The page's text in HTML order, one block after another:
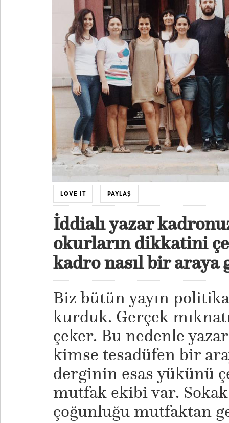
LOVE IT PAYLAŞ
İddialı yazar
okurların dikkatini
kadro nasıl bir araya
Biz bütün yayın
kurduk. Gerçek
çeker. Bu nedenle
kimse tesadüfen bir
derginin esas yükünü
mutfak ekibi var.
çoğunluğu mutfaktan